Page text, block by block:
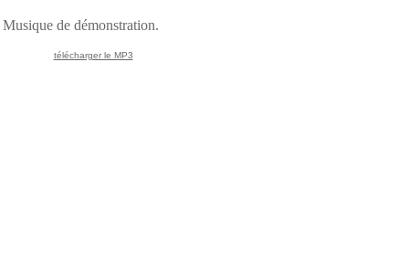
Musique de démonstration.
télécharger le MP3